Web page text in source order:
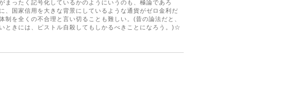
まったく記号化しているかのようにいうのも、極論であろ
、国家信用を大きな背景にしているような通貨がゼロ金利だ
を全くの不合理と言い切ることも難しい。(昔の論法だと、
ときには、ピストル自殺してもしかるべきことになろう。)☆